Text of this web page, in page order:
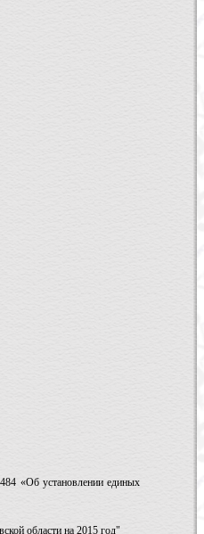
«Об установлении единых
области на 2015 год"